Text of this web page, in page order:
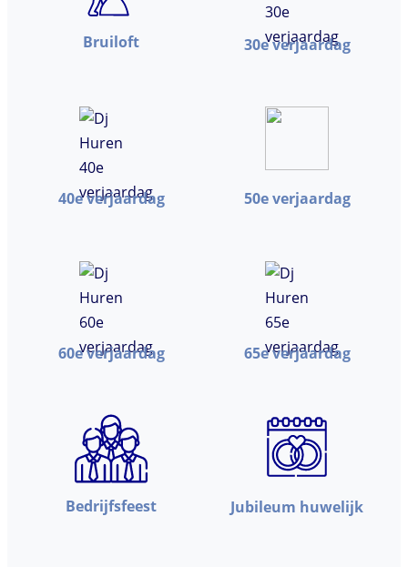
Bruiloft 30e verjaardag
40e verjaardag 50e verjaardag
60e verjaardag 65e verjaardag
Bedrijfsfeest Jubileum huwelijk